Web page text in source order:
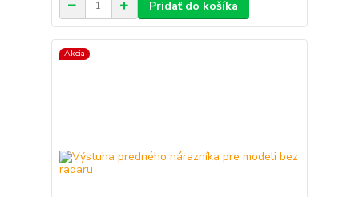
Pridať do košíka
Akcia